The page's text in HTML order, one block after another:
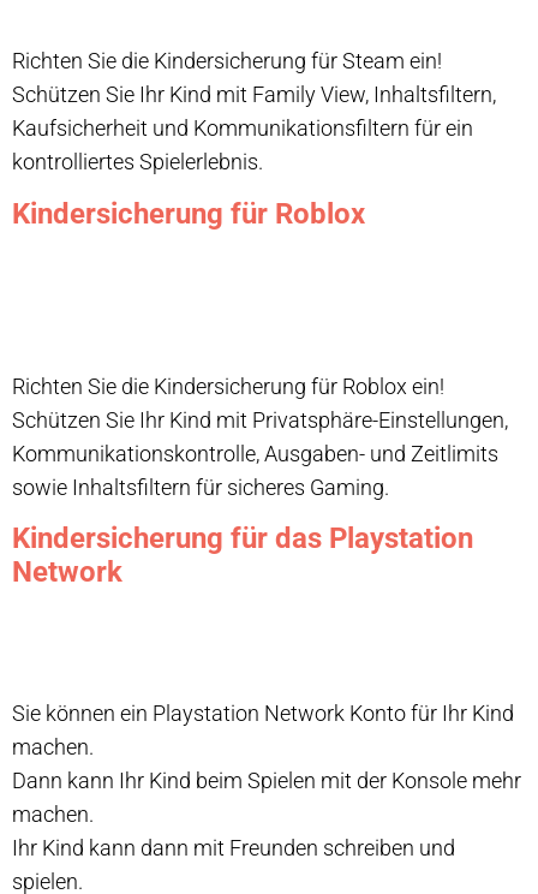
Richten Sie die Kindersicherung für Steam ein!
Schützen Sie Ihr Kind mit Family View, Inhaltsfiltern,
Kaufsicherheit und Kommunikationsfiltern für ein
kontrolliertes Spielerlebnis.
Kindersicherung für Roblox
Richten Sie die Kindersicherung für Roblox ein!
Schützen Sie Ihr Kind mit Privatsphäre-Einstellungen,
Kommunikationskontrolle, Ausgaben- und Zeitlimits
sowie Inhaltsfiltern für sicheres Gaming.
Kindersicherung für das Playstation
Network
Sie können ein Playstation Network Konto für Ihr Kind
machen.
Dann kann Ihr Kind beim Spielen mit der Konsole mehr
machen.
Ihr Kind kann dann mit Freunden schreiben und
spielen.